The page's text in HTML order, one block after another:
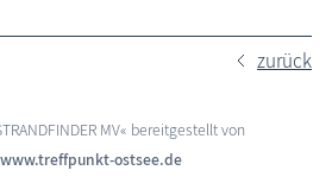
zurück
MV« bereitgestellt von
www.treffpunkt-ostsee.de